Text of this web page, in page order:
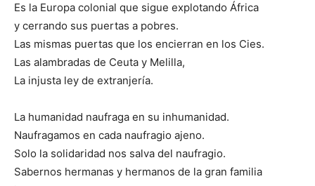
Es la Europa colonial que sigue explotando África
y cerrando sus puertas a pobres.
Las mismas puertas que los encierran en los Cies.
Las alambradas de Ceuta y Melilla,
La injusta ley de extranjería.
La humanidad naufraga en su inhumanidad.
Naufragamos en cada naufragio ajeno.
Solo la solidaridad nos salva del naufragio.
Sabernos hermanas y hermanos de la gran familia